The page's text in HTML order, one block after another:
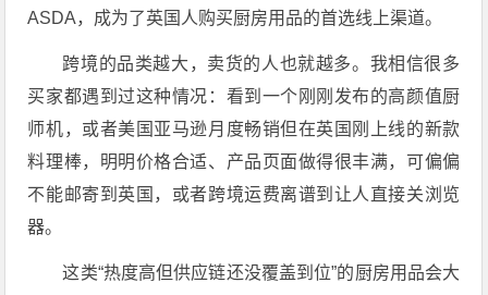
ASDA，成为了英国人购买厨房用品的首选线上渠道。
跨境的品类越大，卖货的人也就越多。我相信很多
买家都遇到过这种情况：看到一个刚刚发布的高颜值厨
师机，或者美国亚马逊月度畅销但在英国刚上线的新款
料理棒，明明价格合适、产品页面做得很丰满，可偏偏
不能邮寄到英国，或者跨境运费离谱到让人直接关浏览
器。
这类“热度高但供应链还没覆盖到位”的厨房用品会大